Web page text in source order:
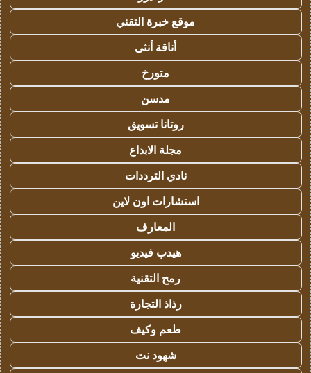
موقع خبرة التقني
أناقة أنثى
متورخ
مدسن
روتانا تسويق
مجلة الابداع
نادي الترددات
استشارات اون لاين
المعارف
هيدب فيديو
رمح التقنية
رذاذ التجارة
طعم وكيف
شهود نت